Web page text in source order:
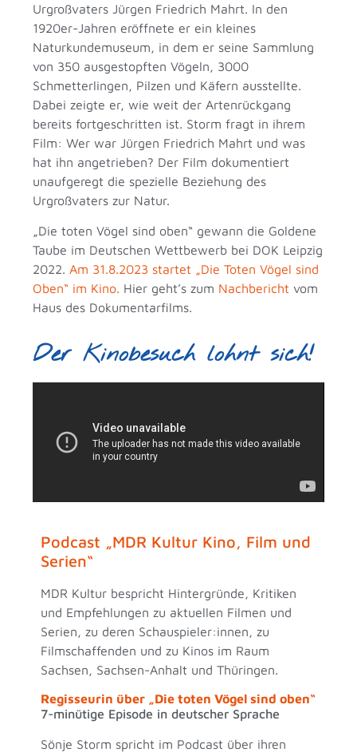
Urgroßvaters Jürgen Friedrich Mahrt. In den
1920er-Jahren eröffnete er ein kleines
Naturkundemuseum, in dem er seine Sammlung
von 350 ausgestopften Vögeln, 3000
Schmetterlingen, Pilzen und Käfern ausstellte.
Dabei zeigte er, wie weit der Artenrückgang
bereits fortgeschritten ist. Storm fragt in ihrem
Film: Wer war Jürgen Friedrich Mahrt und was
hat ihn angetrieben? Der Film dokumentiert
unaufgeregt die spezielle Beziehung des
Urgroßvaters zur Natur.
„Die toten Vögel sind oben“ gewann die Goldene
Taube im Deutschen Wettbewerb bei DOK Leipzig
2022.Am 31.8.2023 startet „Die Toten Vögel sind
Oben“ im Kino. Hier geht’s zum Nachbericht vom
Haus des Dokumentarfilms.
Der Kinobesuch lohnt sich!
Podcast „MDR Kultur Kino, Film und
Serien“
MDR Kultur bespricht Hintergründe, Kritiken
und Empfehlungen zu aktuellen Filmen und
Serien, zu deren Schauspieler:innen, zu
Filmschaffenden und zu Kinos im Raum
Sachsen, Sachsen-Anhalt und Thüringen.
Regisseurin über „Die toten Vögel sind oben“
7-minütige Episode in deutscher Sprache
Sönje Storm spricht im Podcast über ihren